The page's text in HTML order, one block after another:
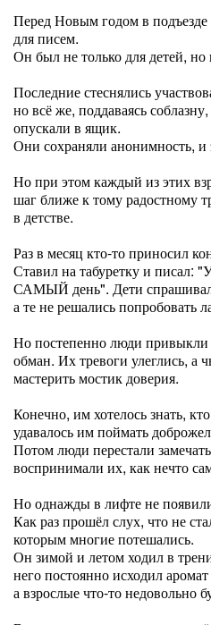
Перед Новым годом в
для писем.
Он был не только для детей, но
Последние стеснялись
но всё же, поддаваясь
опускали в ящик.
Они сохраняли анонимность, и
Но при этом каждый из этих
шаг ближе к тому радостному
в детстве.
Раз в месяц кто-то приносил
Ставил на табуретку и писал:
САМЫЙ день". Дети
а те не решались попробовать
Но постепенно люди привыкли
обман. Их тревоги улеглись, а
мастерить мостик доверия.
Конечно, им хотелось знать,
удавалось им поймать
Потом люди перестали
воспринимали их, как нечто
Но однажды в лифте не
Как раз прошёл слух, что не
которым многие потешались.
Он зимой и летом ходил в
него постоянно исходил
а взрослые что-то недовольно